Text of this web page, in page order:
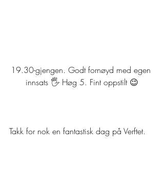
19.30-gjengen. Godt fornøyd med egen
innsats 🖐 Høg 5. Fint oppstilt 😉
Takk for nok en fantastisk dag på Verftet.